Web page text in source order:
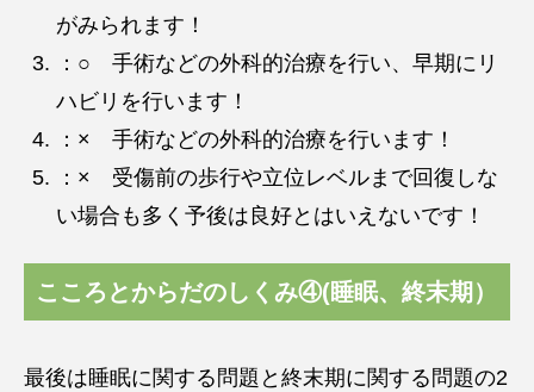
がみられます！
：○ 手術などの外科的治療を行い、早期にリ
ハビリを行います！
：× 手術などの外科的治療を行います！
：× 受傷前の歩行や立位レベルまで回復しな
い場合も多く予後は良好とはいえないです！
こころとからだのしくみ④(睡眠、終末期）
最後は睡眠に関する問題と終末期に関する問題の2